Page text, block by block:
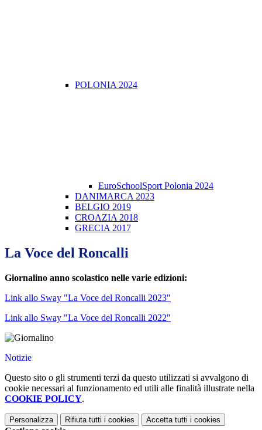
POLONIA 2024
EuroSchoolSport Polonia 2024
DANIMARCA 2023
BELGIO 2019
CROAZIA 2018
GRECIA 2017
La Voce del Roncalli
Giornalino anno scolastico nelle varie edizioni:
Link allo Sway "La Voce del Roncalli 2023"
Link allo Sway "La Voce del Roncalli 2022"
Notizie
Questo sito o gli strumenti terzi da questo utilizzati si avvalgono di
cookie necessari al funzionamento ed utili alle finalità illustrate nella
COOKIE POLICY.
Personalizza Rifiuta tutti i cookies Accetta tutti i cookies